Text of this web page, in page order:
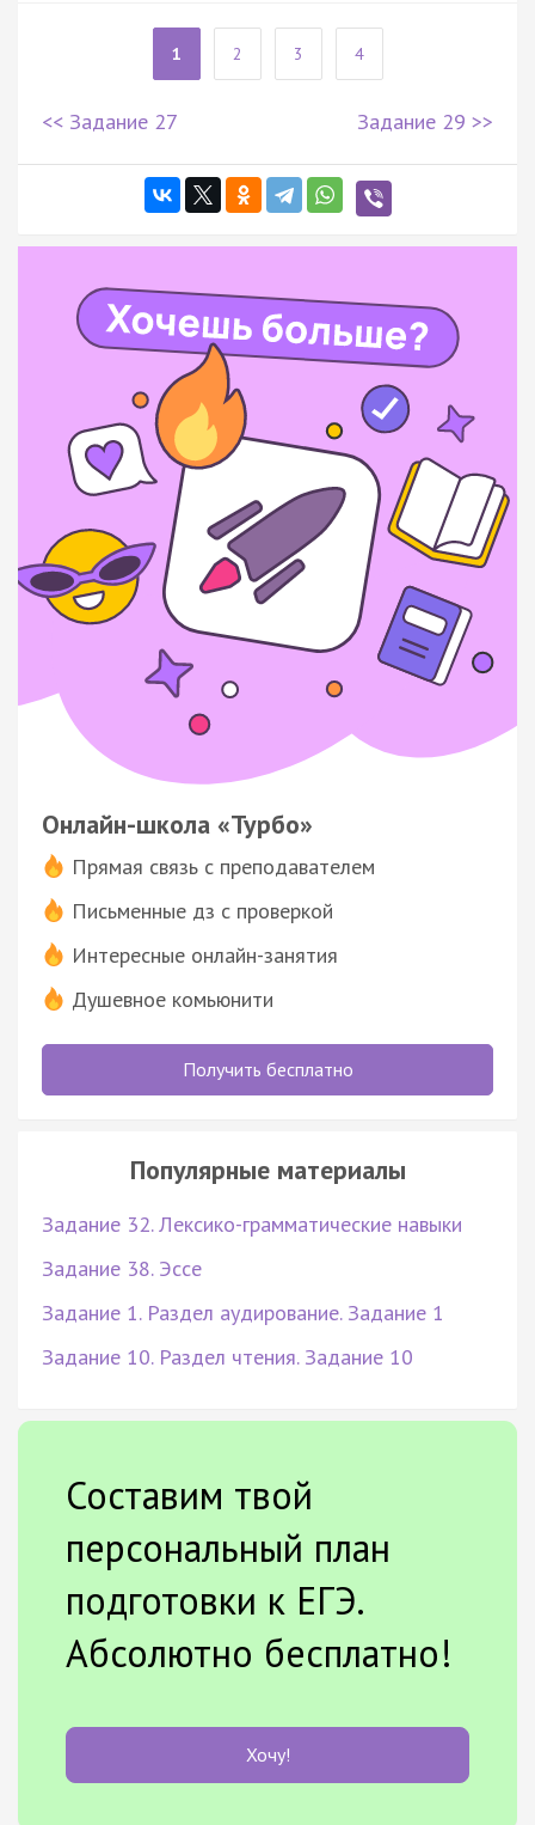
1 2 3 4
<< Задание 27 Задание 29 >>
Онлайн-школа «Турбо»
Прямая связь с преподавателем
Письменные дз с проверкой
Интересные онлайн-занятия
Душевное комьюнити
Получить бесплатно
Популярные материалы
Задание 32. Лексико-грамматические навыки
Задание 38. Эссе
Задание 1. Раздел аудирование. Задание 1
Задание 10. Раздел чтения. Задание 10
Составим твой
персональный план
подготовки к ЕГЭ.
Абсолютно бесплатно!
Хочу!